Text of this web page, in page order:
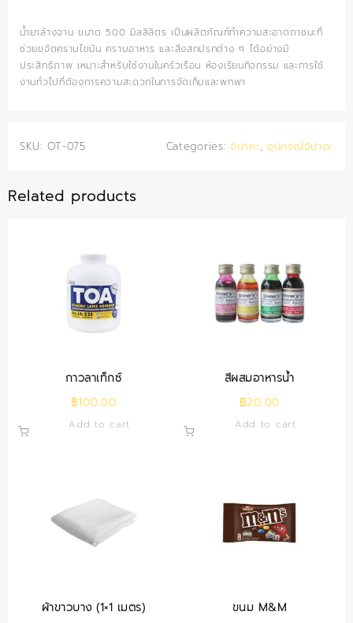
น้ำยาล้างจาน ขนาด 500 มิลลิลิตร เป็นผลิตภัณฑ์ทำความสะอาดภาชนะที่
ช่วยขจัดคราบไขมัน คราบอาหาร และสิ่งสกปรกต่าง ๆ ได้อย่างมี
ประสิทธิภาพ เหมาะสำหรับใช้งานในครัวเรือน ห้องเรียนกิจกรรม และการใช้
งานทั่วไปที่ต้องการความสะดวกในการจัดเก็บและพกพา
SKU: OT-075 Categories:จิปาถะ, อุปกรณ์จิปาถะ
Related products
กาวลาเท็กซ์
฿100.00
Add to cart
สีผสมอาหารน้ำ
฿20.00
Add to cart
ผ้าขาวบาง (1×1 เมตร) ขนม M&M